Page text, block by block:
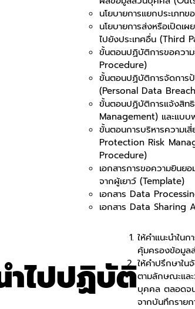
นโยบายการแยกประเภ
นโยบายการส่งหรือเปิด
ไปยังประเทศอื่น (Third
ขั้นตอนปฏิบัติการขอควา
Procedure)
ขั้นตอนปฏิบัติการจัดการ
(Personal Data
ขั้นตอนปฏิบัติการแจ้งสิท
Management) และแบบ
ขั้นตอนการบริหารความเ
Protection Risk
Procedure)
เอกสารการขอความยิน
จากผู้เยาว์ (Template)
เอกสาร Data
เอกสาร Data Sharing
ไปปฏิบัติ
ให้คำแนะนำใ
คุ้มครองข้อมูล
ให้คำปรึกษาใ
ตามลักษณะแล
บุคคล ตลอดจน
จากบันทึกราย